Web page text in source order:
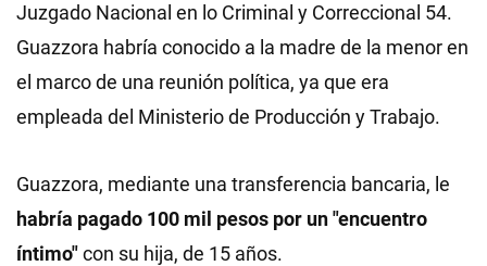
Juzgado Nacional en lo Criminal y Correccional 54.
Guazzora habría conocido a la madre de la menor en
el marco de una reunión política, ya que era
empleada del Ministerio de Producción y Trabajo.
Guazzora, mediante una transferencia bancaria, le
habría pagado 100 mil pesos por un "encuentro
íntimo"con su hija, de 15 años.